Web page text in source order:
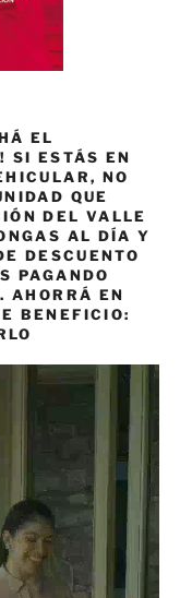
EL
SI ESTÁS EN
NO
QUE
DEL VALLE
AL DÍA Y
DESCUENTO
PAGANDO
AHORRÁ EN
BENEFICIO: